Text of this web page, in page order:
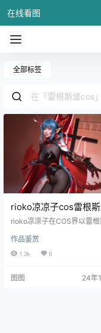
在线看图
全部标签
rioko凉凉子cos雷根斯
型闪耀五彩斑斓的动漫
rioko凉凉子在COS界以雷根
了现实，令人无法忽视。她
蓝色头发仿佛诉说着海洋的
致处理，将角色的魅.
作品鉴赏
1.3k 0
图图 24年